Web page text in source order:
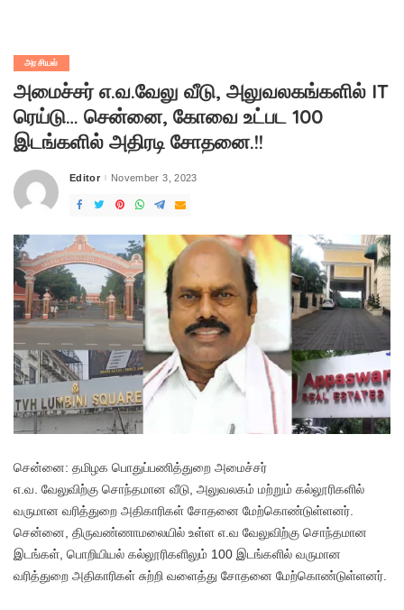
அரசியல்
அமைச்சர் எ.வ.வேலு வீடு, அலுவலகங்களில் IT
ரெய்டு… சென்னை, கோவை உட்பட 100
இடங்களில் அதிரடி சோதனை.!!
Posted
Editor November 3, 2023
சென்னை: தமிழக பொதுப்பணித்துறை அமைச்சர்
எ.வ. வேலுவிற்கு சொந்தமான வீடு, அலுவலகம் மற்றும் கல்லூரிகளில்
வருமான வரித்துறை அதிகாரிகள் சோதனை மேற்கொண்டுள்ளனர்.
சென்னை, திருவண்ணாமலையில் உள்ள எ.வ வேலுவிற்கு சொந்தமான
இடங்கள், பொறியியல் கல்லூரிகளிலும் 100 இடங்களில் வருமான
வரித்துறை அதிகாரிகள் சுற்றி வளைத்து சோதனை மேற்கொண்டுள்ளனர்.